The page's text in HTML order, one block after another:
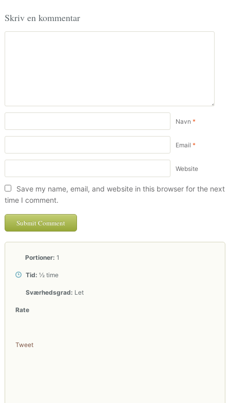
Skriv en kommentar
Navn *
Email *
Website
Save my name, email, and website in this browser for the next
time I comment.
Portioner: 1
Tid: ½ time
Sværhedsgrad: Let
Rate
Tweet